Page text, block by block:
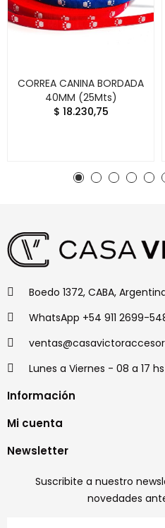
CORREA CANINA BORDADA
40MM (25Mts)
$ 18.230,75
Boedo 1372, CABA,
WhatsApp +54 911 2699-
Lunes a Viernes - 08 a 17 hs
Información
Mi cuenta
Newsletter
Suscribite a nuestro
novedades